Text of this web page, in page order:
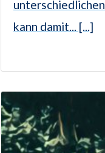
kann damit... [...]